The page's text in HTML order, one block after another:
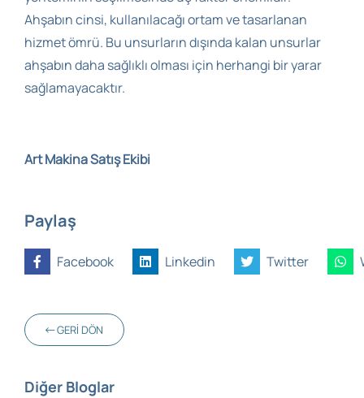
Ahşabın cinsi, kullanılacağı ortam ve tasarlanan
hizmet ömrü. Bu unsurların dışında kalan unsurlar
ahşabın daha sağlıklı olması için herhangi bir yarar
sağlamayacaktır.
Art Makina Satış Ekibi
Paylaş
Facebook Linkedin Twitter
GERI DÖN
Diğer Bloglar